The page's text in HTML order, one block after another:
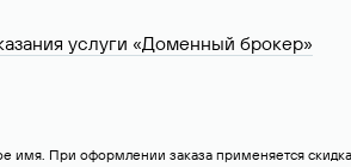
услуги «Доменный брокер»
При оформлении заказа применяется